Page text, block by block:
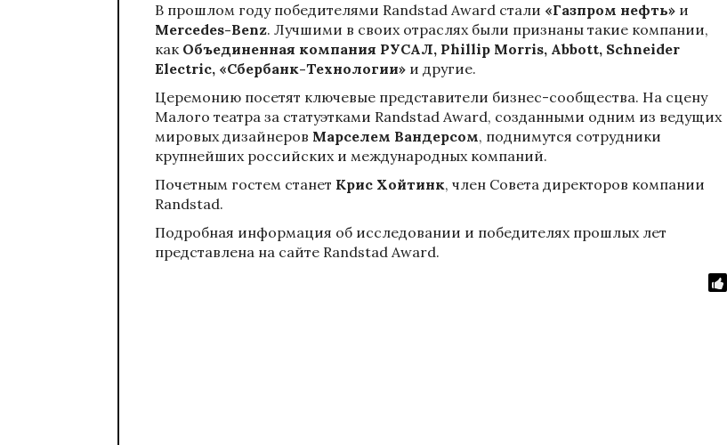
В прошлом году победителями Randstad Award стали «Газпром нефть» и
Mercedes-Benz. Лучшими в своих отраслях были признаны такие компании,
как Объединенная компания РУСАЛ, Phillip Morris, Abbott, Schneider
Electric, «Сбербанк-Технологии» и другие.
Церемонию посетят ключевые представители бизнес-сообщества. На сцену
Малого театра за статуэтками Randstad Award, созданными одним из ведущих
мировых дизайнеров Марселем Вандерсом, поднимутся сотрудники
крупнейших российских и международных компаний.
Почетным гостем станет Крис Хойтинк, член Совета директоров компании
Randstad.
Подробная информация об исследовании и победителях прошлых лет
представлена на сайте Randstad Award.